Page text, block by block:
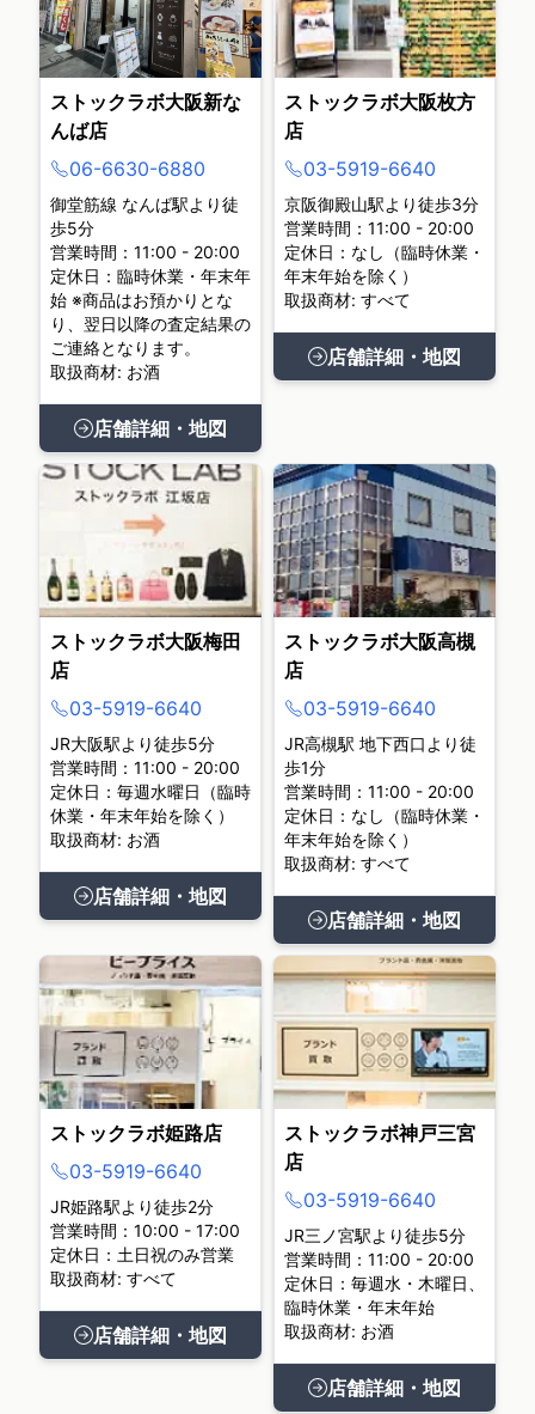
ストックラボ大阪新な
んば店
06-6630-6880
御堂筋線 なんば駅より徒
歩5分
営業時間：11:00 - 20:00
定休日：臨時休業・年末年
始 ※商品はお預かりとな
り、翌日以降の査定結果の
ご連絡となります。
取扱商材: お酒
店舗詳細・地図
ストックラボ大阪枚方
店
03-5919-6640
京阪御殿山駅より徒歩3分
営業時間：11:00 - 20:00
定休日：なし（臨時休業・
年末年始を除く）
取扱商材: すべて
店舗詳細・地図
ストックラボ大阪梅田
店
03-5919-6640
JR大阪駅より徒歩5分
営業時間：11:00 - 20:00
定休日：毎週水曜日（臨時
休業・年末年始を除く）
取扱商材: お酒
店舗詳細・地図
ストックラボ大阪高槻
店
03-5919-6640
JR高槻駅 地下西口より徒
歩1分
営業時間：11:00 - 20:00
定休日：なし（臨時休業・
年末年始を除く）
取扱商材: すべて
店舗詳細・地図
ストックラボ姫路店
03-5919-6640
JR姫路駅より徒歩2分
営業時間：10:00 - 17:00
定休日：土日祝のみ営業
取扱商材: すべて
店舗詳細・地図
ストックラボ神戸三宮
店
03-5919-6640
JR三ノ宮駅より徒歩5分
営業時間：11:00 - 20:00
定休日：毎週水・木曜日、
臨時休業・年末年始
取扱商材: お酒
店舗詳細・地図